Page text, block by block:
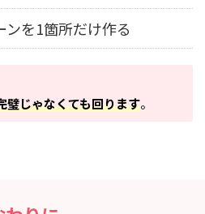
ンを1箇所だけ作る
璧じゃなくても回ります。